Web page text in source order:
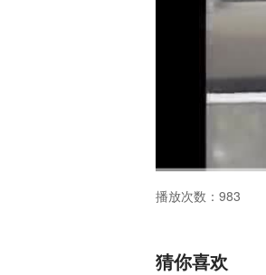
00:00 /25:02
播放次数：983
猜你喜欢